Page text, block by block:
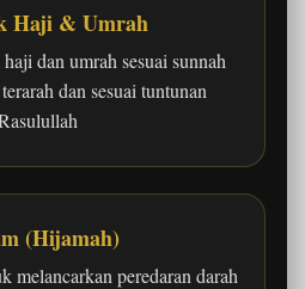
Haji & Umrah
dan umrah sesuai sunnah
dan sesuai tuntunan
(Hijamah)
melancarkan peredaran darah